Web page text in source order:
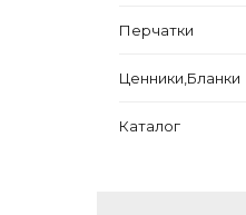
Перчатки
Ценники,Бланки
Каталог